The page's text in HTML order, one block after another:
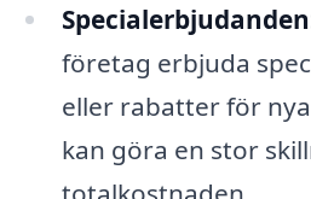
företag erbjuda
eller rabatter för
kan göra en stor